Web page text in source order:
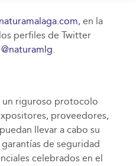
, en la
perfiles de Twitter
@naturamlg.
un riguroso protocolo
proveedores,
llevar a cabo su
de seguridad
celebrados en el